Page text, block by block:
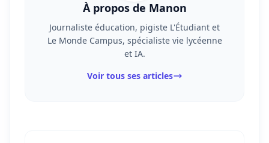
À propos de Manon
Journaliste éducation, pigiste L'Étudiant et
Le Monde Campus, spécialiste vie lycéenne
et IA.
Voir tous ses articles